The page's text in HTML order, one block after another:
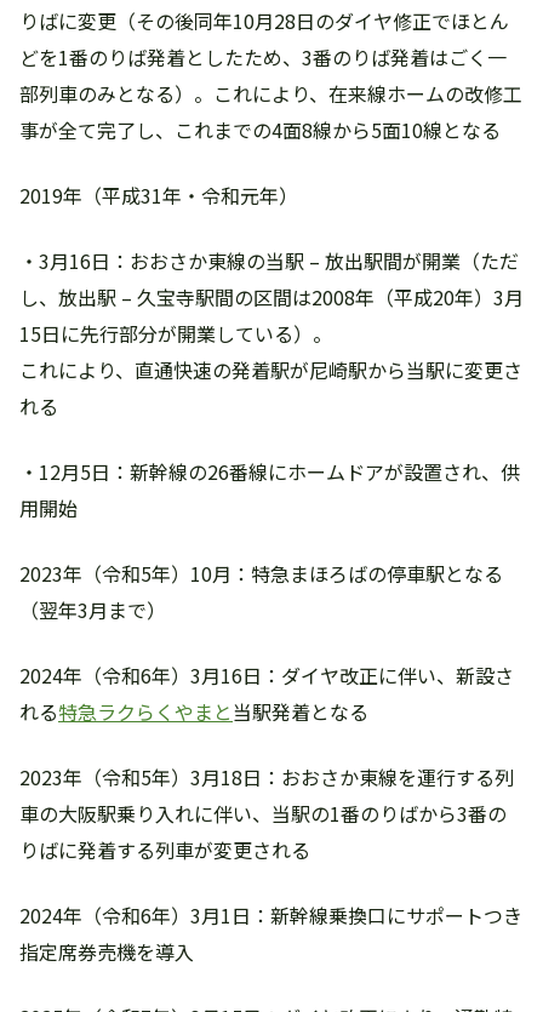
りばに変更（その後同年10月28日のダイヤ修正でほとん
どを1番のりば発着としたため、3番のりば発着はごく一
部列車のみとなる）。これにより、在来線ホームの改修工
事が全て完了し、これまでの4面8線から5面10線となる
2019年（平成31年・令和元年）
・3月16日：おおさか東線の当駅 – 放出駅間が開業（ただ
し、放出駅 – 久宝寺駅間の区間は2008年（平成20年）3月
15日に先行部分が開業している）。
これにより、直通快速の発着駅が尼崎駅から当駅に変更さ
れる
・12月5日：新幹線の26番線にホームドアが設置され、供
用開始
2023年（令和5年）10月：特急まほろばの停車駅となる
（翌年3月まで）
2024年（令和6年）3月16日：ダイヤ改正に伴い、新設さ
れる特急ラクらくやまと当駅発着となる
2023年（令和5年）3月18日：おおさか東線を運行する列
車の大阪駅乗り入れに伴い、当駅の1番のりばから3番の
りばに発着する列車が変更される
2024年（令和6年）3月1日：新幹線乗換口にサポートつき
指定席券売機を導入